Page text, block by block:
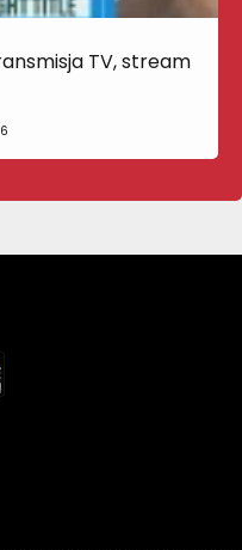
TV, stream